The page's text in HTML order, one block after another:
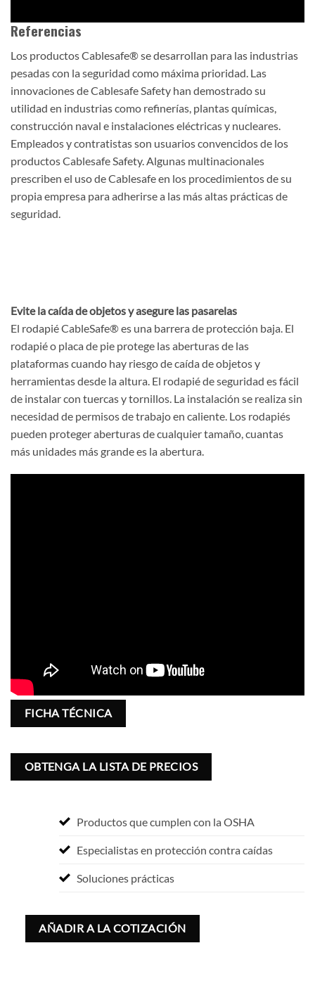
Referencias
Los productos Cablesafe® se desarrollan para las industrias
pesadas con la seguridad como máxima prioridad. Las
innovaciones de Cablesafe Safety han demostrado su
utilidad en industrias como refinerías, plantas químicas,
construcción naval e instalaciones eléctricas y nucleares.
Empleados y contratistas son usuarios convencidos de los
productos Cablesafe Safety. Algunas multinacionales
prescriben el uso de Cablesafe en los procedimientos de su
propia empresa para adherirse a las más altas prácticas de
seguridad.
Evite la caída de objetos y asegure las pasarelas
El rodapié CableSafe® es una barrera de protección baja. El
rodapié o placa de pie protege las aberturas de las
plataformas cuando hay riesgo de caída de objetos y
herramientas desde la altura. El rodapié de seguridad es fácil
de instalar con tuercas y tornillos. La instalación se realiza sin
necesidad de permisos de trabajo en caliente. Los rodapiés
pueden proteger aberturas de cualquier tamaño, cuantas
más unidades más grande es la abertura.
FICHA TÉCNICA
OBTENGA LA LISTA DE PRECIOS
Productos que cumplen con la OSHA
Especialistas en protección contra caídas
Soluciones prácticas
AÑADIR A LA COTIZACIÓN